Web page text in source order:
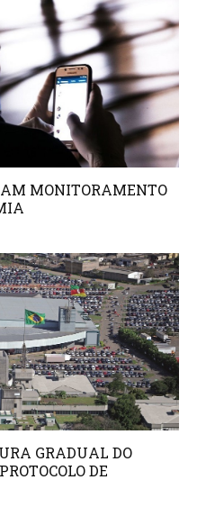
MONITORAMENTO
GRADUAL DO
DE